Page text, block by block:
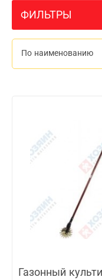
ФИЛЬТРЫ
По наименованию
Газонный